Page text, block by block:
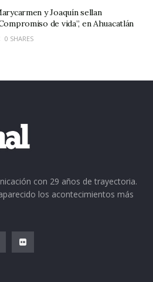
y Joaquín sellan
de vida”, en Ahuacatlán
0 SHARES
con 29 años de trayectoria.
los acontecimientos más